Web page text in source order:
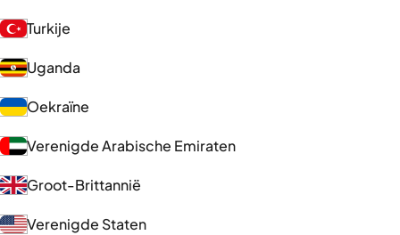
Turkije
Uganda
Oekraïne
Verenigde Arabische Emiraten
Groot-Brittannië
Verenigde Staten